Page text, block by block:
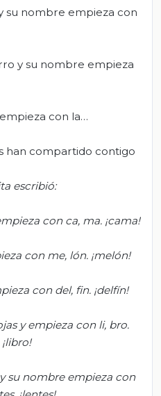
su nombre empieza con
y su nombre empieza
con la…
han compartido contigo
escribió:
con ca, ma. ¡cama!
con me, lón. ¡melón!
con del, fin. ¡delfín!
y empieza con li, bro.
¡libro!
su nombre empieza con